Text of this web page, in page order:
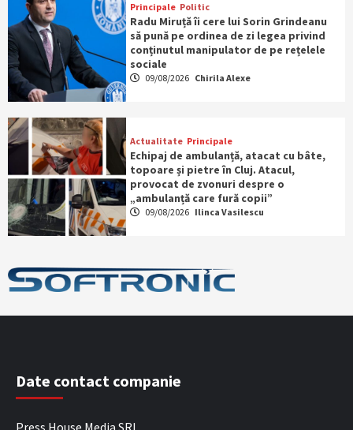
Principale Politic
Radu Miruță îi cere lui Sorin Grindeanu
să pună pe ordinea de zi legea privind
conținutul manipulator de pe rețelele
sociale
09/08/2026 Chirila Alexe
Actualitate Principale
Echipaj de ambulanță, atacat cu bâte,
topoare și pietre în Cluj. Atacul,
provocat de zvonuri despre o
„ambulanță care fură copii”
09/08/2026 Ilinca Vasilescu
Date contact companie